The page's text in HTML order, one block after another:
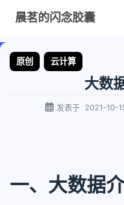
晨茗的闪念胶囊
原创 云计算
大数
发表于 2021-10-
一、大数据